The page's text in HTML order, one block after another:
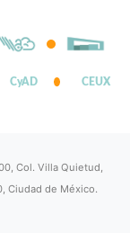
CyAD CEUX
Col. Villa Quietud,
Ciudad de México.